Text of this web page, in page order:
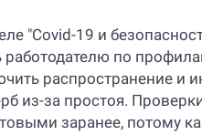
"Covid-19 и
работодателю по
распространение и
из-за простоя.
заранее, потому